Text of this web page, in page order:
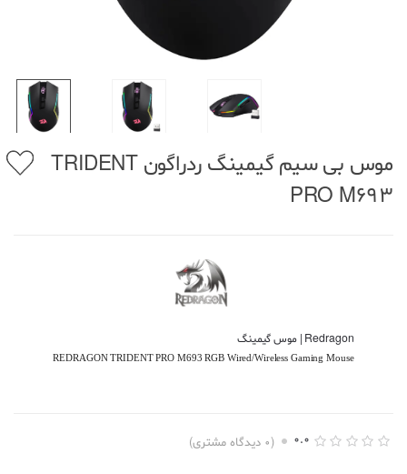
موس بی سیم گیمینگ ردراگون TRIDENT
PRO M693
Redragon | موس گیمینگ
REDRAGON TRIDENT PRO M693 RGB Wired/Wireless Gaming Mouse
0.0
(
0 دیدگاه مشتری)